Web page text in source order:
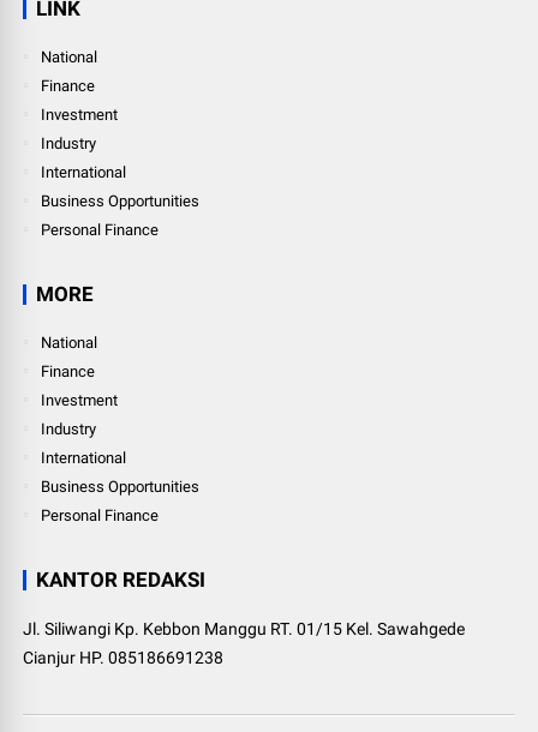
LINK
National
Finance
Investment
Industry
International
Business Opportunities
Personal Finance
MORE
National
Finance
Investment
Industry
International
Business Opportunities
Personal Finance
KANTOR REDAKSI
Jl. Siliwangi Kp. Kebbon Manggu RT. 01/15 Kel. Sawahgede
Cianjur HP. 085186691238